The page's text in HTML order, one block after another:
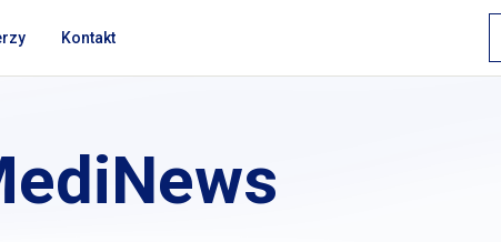
Kontakt